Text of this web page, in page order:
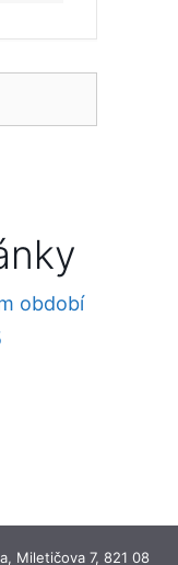
období
Miletičova 7, 821 08